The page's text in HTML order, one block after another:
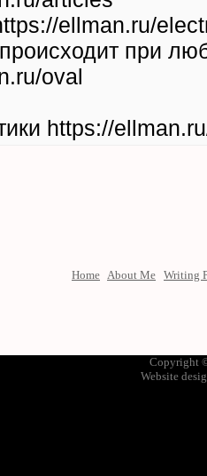
ellman.ru/
при
oval
https://
Home About Me Writing
Copyright
Website